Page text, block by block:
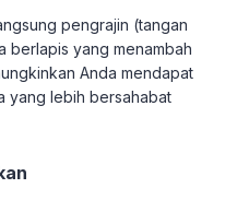
pengrajin (tangan
berlapis yang menambah
Anda mendapat
yang lebih bersahabat